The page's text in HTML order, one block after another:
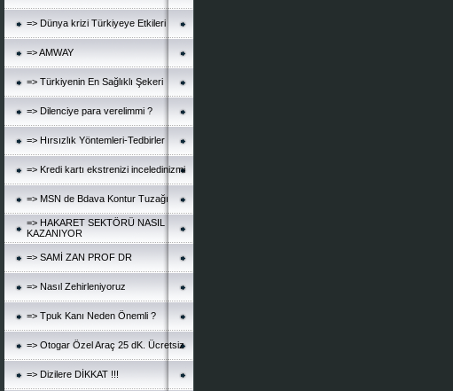
=> Dünya krizi Türkiyeye Etkileri
=> AMWAY
=> Türkiyenin En Sağlıklı Şekeri
=> Dilenciye para verelimmi ?
=> Hırsızlık Yöntemleri-Tedbirler
=> Kredi kartı ekstrenizi inceledinizmi
=> MSN de Bdava Kontur Tuzağı
=> HAKARET SEKTÖRÜ NASIL
KAZANIYOR
=> SAMİ ZAN PROF DR
=> Nasıl Zehirleniyoruz
=> Tpuk Kanı Neden Önemli ?
=> Otogar Özel Araç 25 dK. Ücretsiz
=> Dizilere DİKKAT !!!